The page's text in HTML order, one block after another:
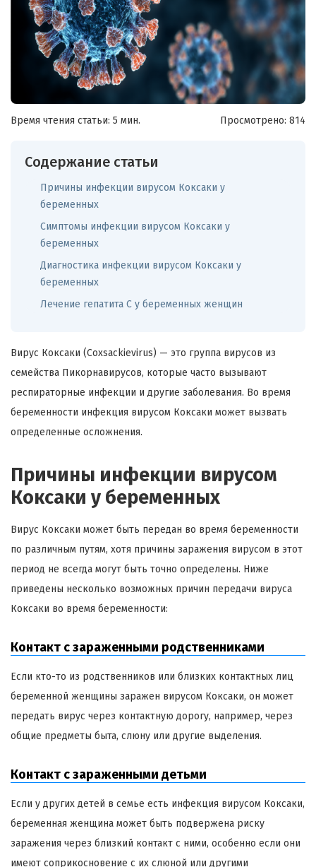
Время чтения статьи: 5 мин. Просмотрено: 814
Содержание статьи
Причины инфекции вирусом Коксаки у
беременных
Симптомы инфекции вирусом Коксаки у
беременных
Диагностика инфекции вирусом Коксаки у
беременных
Лечение гепатита C у беременных женщин
Вирус Коксаки (Coxsackievirus) — это группа вирусов из
семейства Пикорнавирусов, которые часто вызывают
респираторные инфекции и другие заболевания. Во время
беременности инфекция вирусом Коксаки может вызвать
определенные осложнения.
Причины инфекции вирусом
Коксаки у беременных
Вирус Коксаки может быть передан во время беременности
по различным путям, хотя причины заражения вирусом в этот
период не всегда могут быть точно определены. Ниже
приведены несколько возможных причин передачи вируса
Коксаки во время беременности:
Контакт с зараженными родственниками
Если кто-то из родственников или близких контактных лиц
беременной женщины заражен вирусом Коксаки, он может
передать вирус через контактную дорогу, например, через
общие предметы быта, слюну или другие выделения.
Контакт с зараженными детьми
Если у других детей в семье есть инфекция вирусом Коксаки,
беременная женщина может быть подвержена риску
заражения через близкий контакт с ними, особенно если они
имеют соприкосновение с их слюной или другими